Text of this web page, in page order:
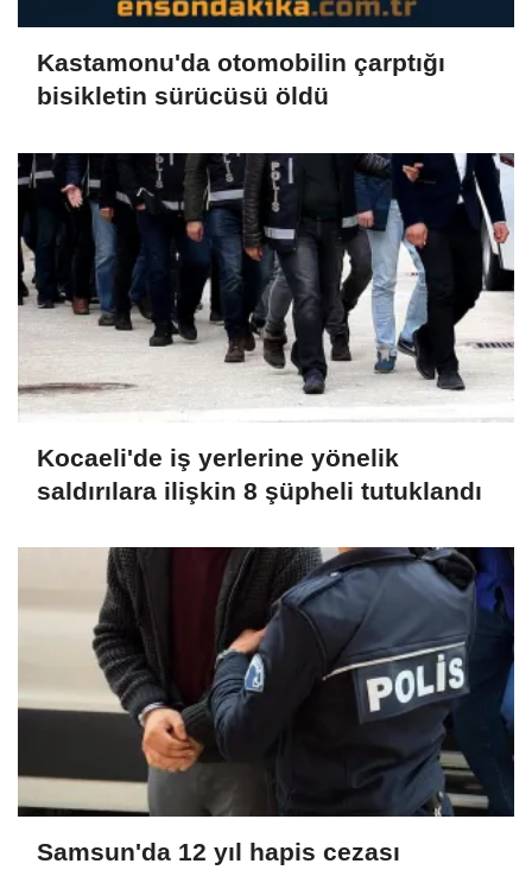
Kastamonu'da otomobilin çarptığı
bisikletin sürücüsü öldü
Kocaeli'de iş yerlerine yönelik
saldırılara ilişkin 8 şüpheli tutuklandı
Samsun'da 12 yıl hapis cezası